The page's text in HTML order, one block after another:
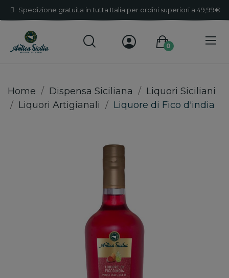
Spedizione gratuita in tutta Italia per ordini superiori a 49,99€
0
Home Dispensa Siciliana
Liquori Siciliani
Liquori Artigianali
Liquore di Fico d'india